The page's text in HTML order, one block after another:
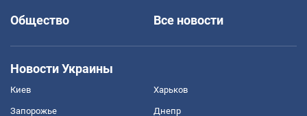
Общество
Все новости
Новости Украины
Киев Харьков
Запорожье Днепр